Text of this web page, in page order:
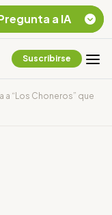
Suscribirse
a “Los Choneros” que
a IA
Chevron Ecuador